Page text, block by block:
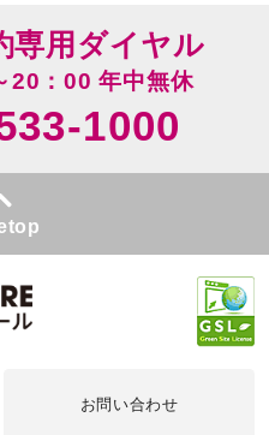
専用ダイヤル
20：00 年中無休
1000
お問い合わせ